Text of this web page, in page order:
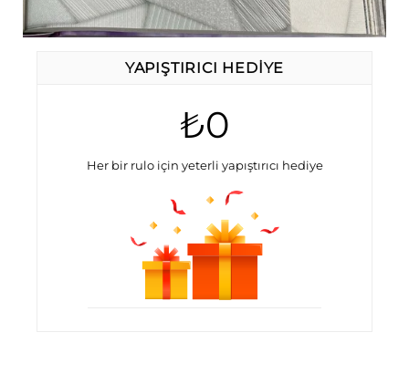
YAPIŞTIRICI HEDIYE
₺0
Her bir rulo için yeterli yapıştırıcı hediye